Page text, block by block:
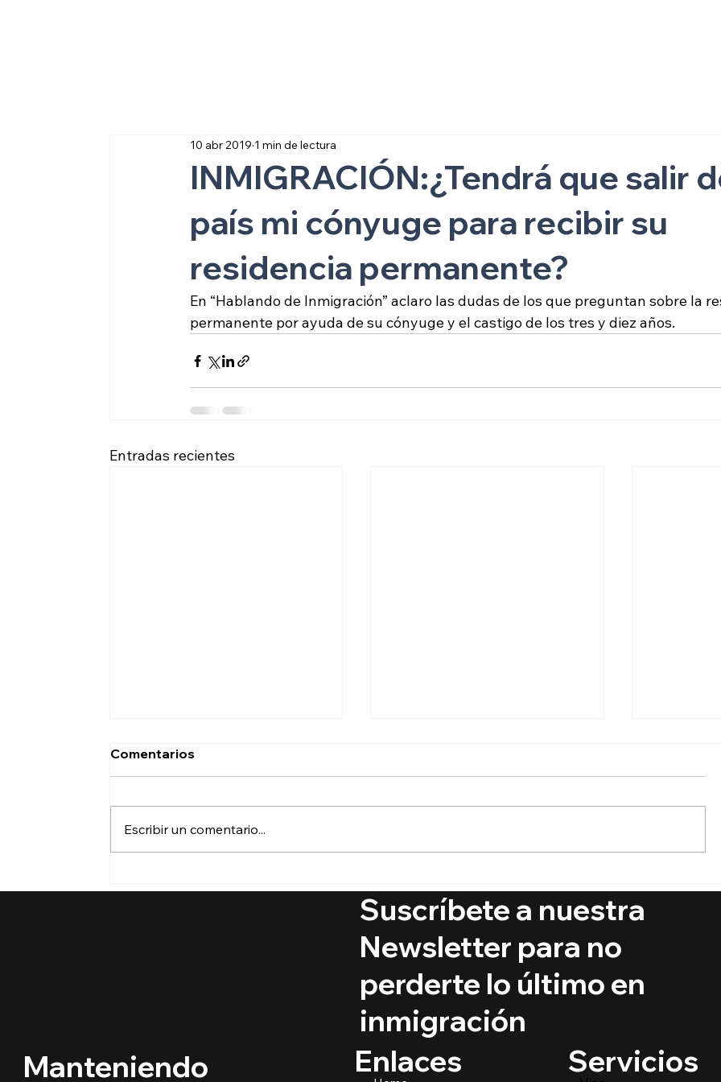
INMIGRACIÓN:¿Tendrá que salir
país mi cónyuge para recibir su
residencia permanente?
10 abr 2019 1 min de lectura
En “Hablando de Inmigración” aclaro las dudas de los que preguntan sobre la
permanente por ayuda de su cónyuge y el castigo de los tres y diez años.
Entradas recientes
derechos de los niños
de Visas Septiembre 2025
Comentarios
Escribir un comentario...
Manteniendo
Suscríbete a nuestra
Newsletter para no
perderte lo último en
inmigración
Enlaces
Servicios